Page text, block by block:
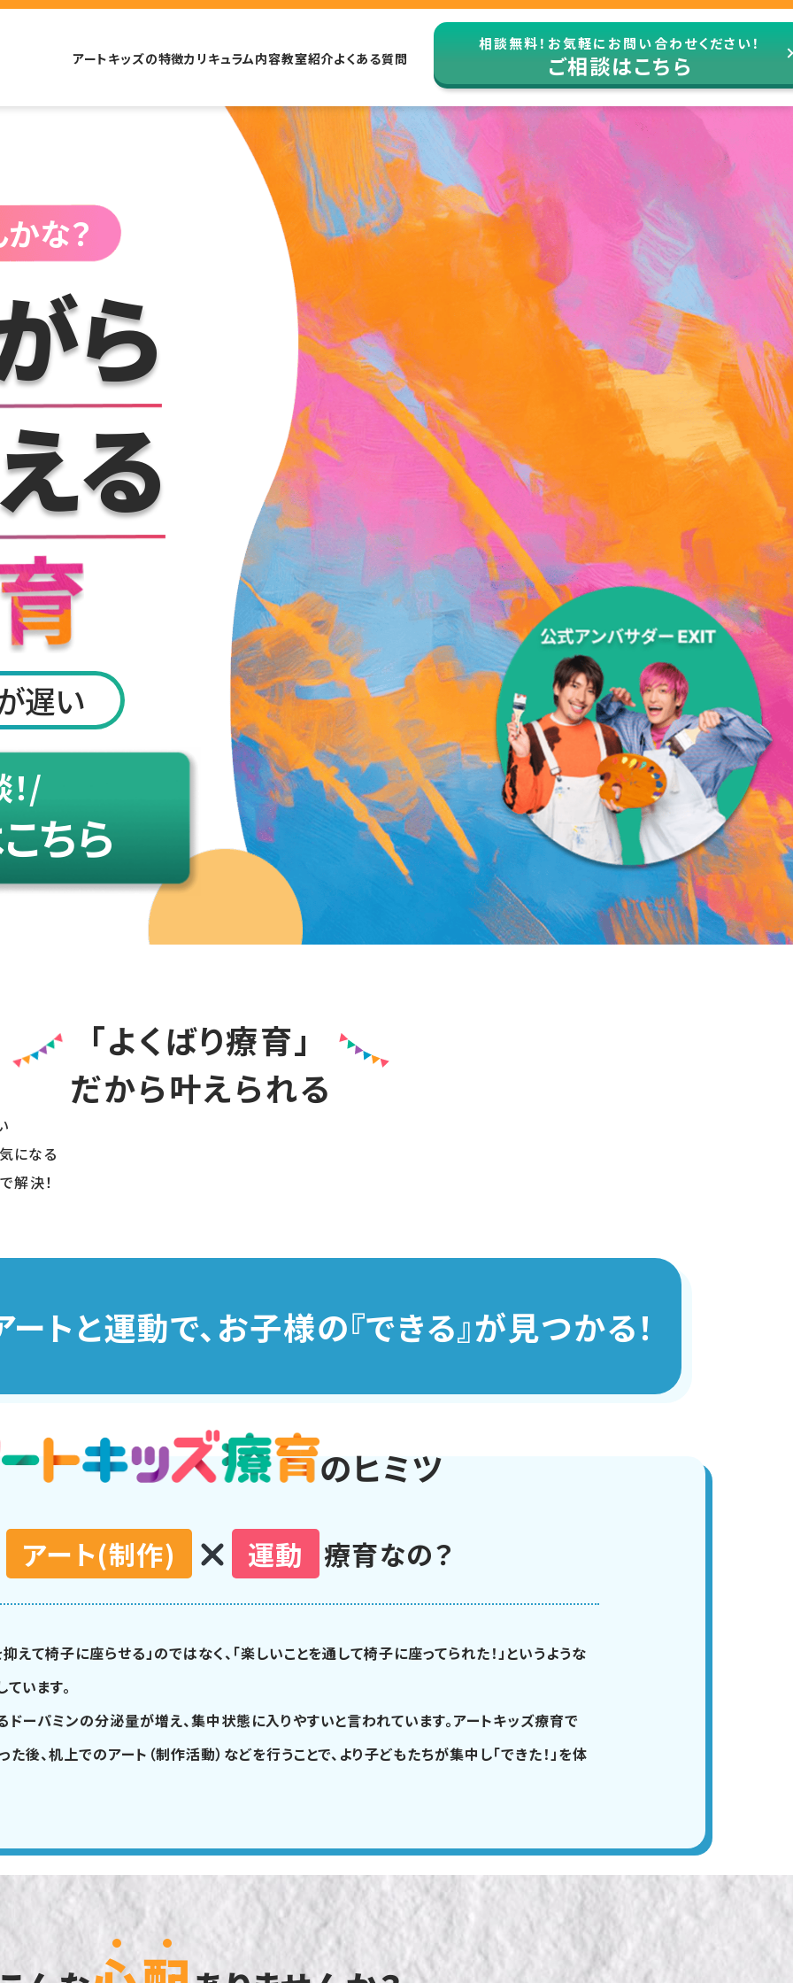
アートキッズの特徴カリキュラム内容教室紹介よくある質問
相談無料！お気軽にお問い合わせください！
ご相談はこちら
な？
ら
る
遅い
/
ちら
「よくばり療育」
だから叶えられる
になる
解決！
ートと運動で、お子様の『できる』が見つかる！
のヒミツ
アート(制作) 運動 療育なの？
えて椅子に座らせる」のではなく、「楽しいことを通して椅子に座ってられた！」というような
います。
ドーパミンの分泌量が増え、集中状態に入りやすいと言われています。アートキッズ療育で
後、机上でのアート（制作活動）などを行うことで、より子どもたちが集中し「できた！」を体